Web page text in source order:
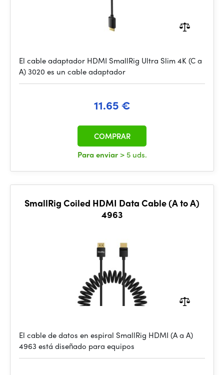
El cable adaptador HDMI SmallRig Ultra Slim 4K (C a
A) 3020 es un cable adaptador
11.65 €
Para enviar > 5 uds.
COMPRAR
SmallRig Coiled HDMI Data Cable (A to A)
4963
El cable de datos en espiral SmallRig HDMI (A a A)
4963 está diseñado para equipos